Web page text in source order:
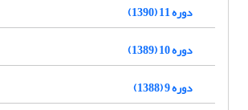
دوره 11 (1390)
دوره 10 (1389)
دوره 9 (1388)